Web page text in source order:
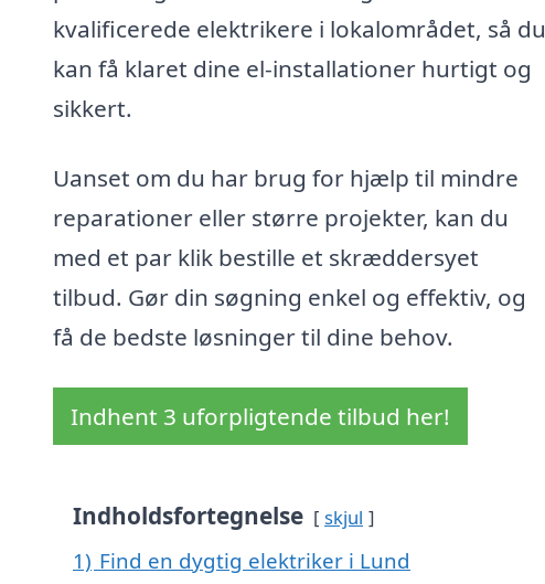
kvalificerede elektrikere i lokalområdet, så du
kan få klaret dine el-installationer hurtigt og
sikkert.
Uanset om du har brug for hjælp til mindre
reparationer eller større projekter, kan du
med et par klik bestille et skræddersyet
tilbud. Gør din søgning enkel og effektiv, og
få de bedste løsninger til dine behov.
Indhent 3 uforpligtende tilbud her!
Indholdsfortegnelse skjul
1) Find en dygtig elektriker i Lund